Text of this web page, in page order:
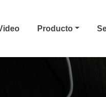
Producto